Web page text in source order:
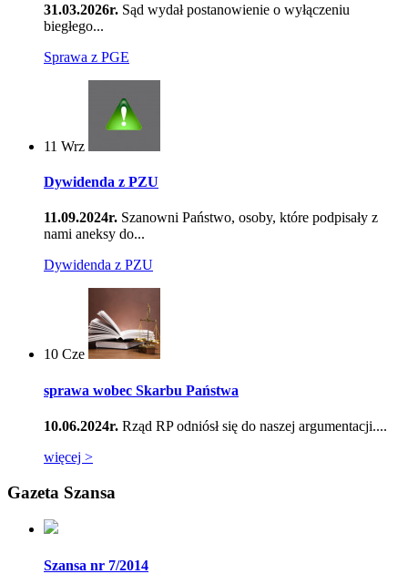
31.03.2026r. Sąd wydał postanowienie o wyłączeniu
biegłego...
Sprawa z PGE
11 Wrz
Dywidenda z PZU
11.09.2024r. Szanowni Państwo, osoby, które podpisały z
nami aneksy do...
Dywidenda z PZU
10 Cze
sprawa wobec Skarbu Państwa
10.06.2024r. Rząd RP odniósł się do naszej argumentacji....
więcej >
Gazeta Szansa
Szansa nr 7/2014